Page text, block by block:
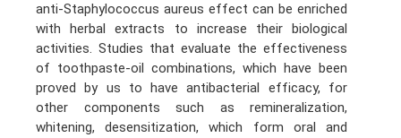
anti-Staphylococcus aureus effect can be enriched
with herbal extracts to increase their biological
activities. Studies that evaluate the effectiveness
of toothpaste-oil combinations, which have been
proved by us to have antibacterial efficacy, for
other components such as remineralization,
whitening, desensitization, which form oral and